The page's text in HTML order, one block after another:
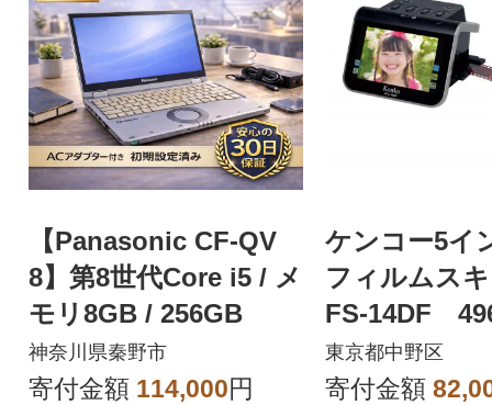
【Panasonic CF-QV
8】第8世代Core i5 / メ
モリ8GB / 256GB
神奈川県秦野市
寄付金額 114,000円
ケンコー5イ
フィルムス
FS-14DF
5521
東京都中野区
寄付金額